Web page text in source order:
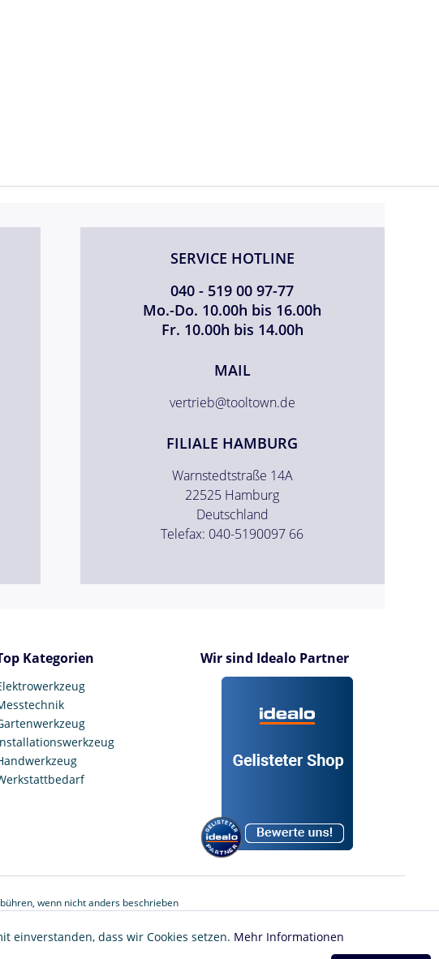
SERVICE HOTLINE
040 - 519 00 97-77
Mo.-Do. 10.00h bis 16.00h
Fr. 10.00h bis 14.00h
MAIL
vertrieb@tooltown.de
FILIALE HAMBURG
Warnstedtstraße 14A
22525 Hamburg
Deutschland
Telefax: 040-5190097 66
Kategorien Wir sind Idealo Partner
wenn nicht anders beschrieben
einverstanden, dass wir Cookies setzen. Mehr Informationen